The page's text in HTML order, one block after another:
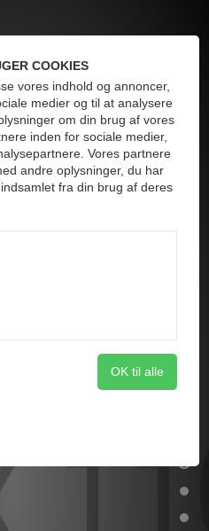
COOKIES
vores indhold og annoncer,
medier og til at analysere
om din brug af vores
inden for sociale medier,
Vores partnere
andre oplysninger, du har
fra din brug af deres
OK til alle